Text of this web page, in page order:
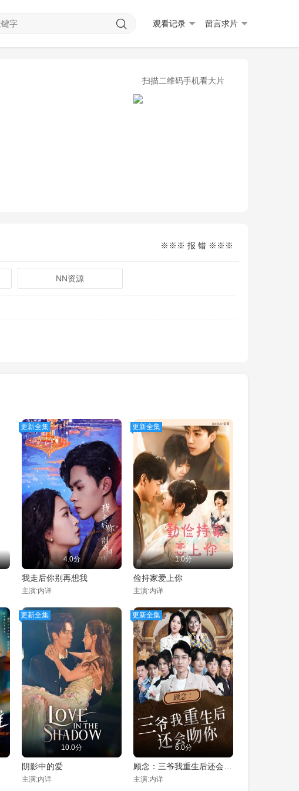
观看记录 留言求片
扫描二维码手机看大片
※※※ 报 错 ※※※
NN资源
更新全集
4.0分
我走后你别再想我
主演:内详
更新全集
1.0分
俭持家爱上你
主演:内详
更新全集
10.0分
阴影中的爱
主演:内详
更新全集
6.0分
主演:内详